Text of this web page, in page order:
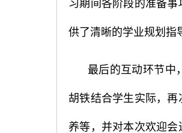
习期间各阶段的准备
供了清晰的学业规划指
最后的互动环节中
胡铁结合学生实际，
养等，并对本次欢迎